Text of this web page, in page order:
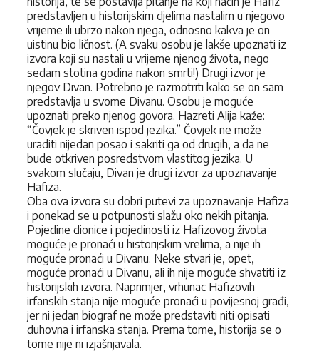
predstavljen u historijskim djelima nastalim u njegovo
vrijeme ili ubrzo nakon njega, odnosno kakva je on
uistinu bio ličnost. (A svaku osobu je lakše upoznati iz
izvora koji su nastali u vrijeme njenog života, nego
sedam stotina godina nakon smrti!) Drugi izvor je
njegov Divan. Potrebno je razmotriti kako se on sam
predstavlja u svome Divanu. Osobu je moguće
upoznati preko njenog govora. Hazreti Alija kaže:
“Čovjek je skriven ispod jezika.” Čovjek ne može
uraditi nijedan posao i sakriti ga od drugih, a da ne
bude otkriven posredstvom vlastitog jezika. U
svakom slučaju, Divan je drugi izvor za upoznavanje
Hafiza.
Oba ova izvora su dobri putevi za upoznavanje Hafiza
i ponekad se u potpunosti slažu oko nekih pitanja.
Pojedine dionice i pojedinosti iz Hafizovog života
moguće je pronaći u historijskim vrelima, a nije ih
moguće pronaći u Divanu. Neke stvari je, opet,
moguće pronaći u Divanu, ali ih nije moguće shvatiti iz
historijskih izvora. Naprimjer, vrhunac Hafizovih
irfanskih stanja nije moguće pronaći u povijesnoj građi,
jer ni jedan biograf ne može predstaviti niti opisati
duhovna i irfanska stanja. Prema tome, historija se o
tome nije ni izjašnjavala.